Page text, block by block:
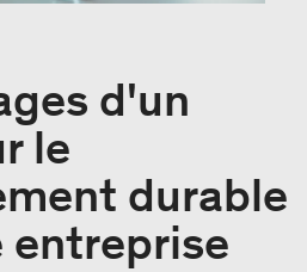
d'un
le
durable
entreprise